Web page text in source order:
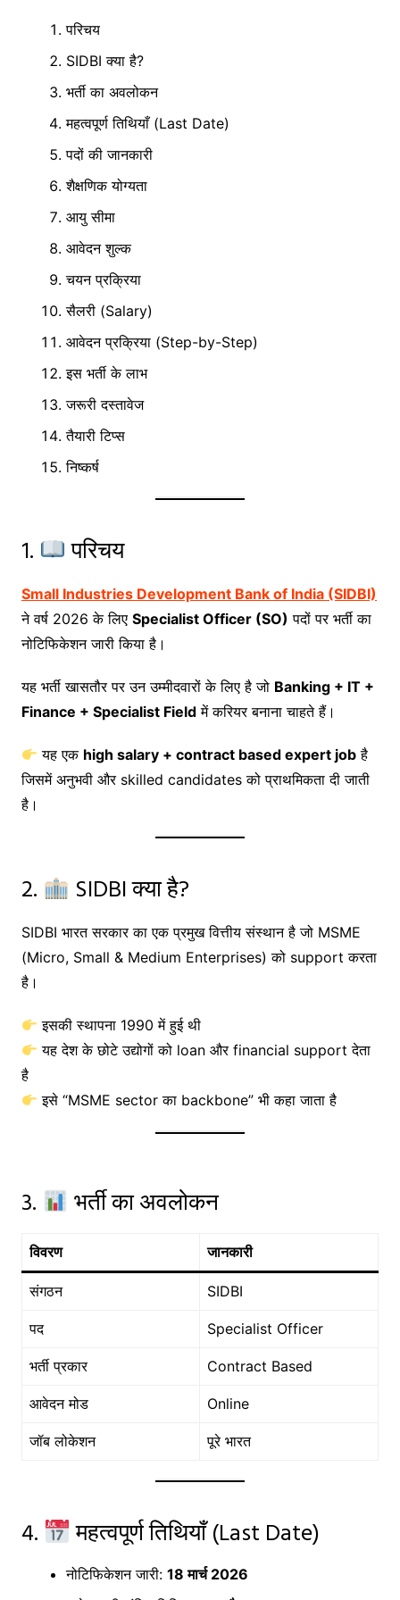
परिचय
SIDBI क्या है?
भर्ती का अवलोकन
महत्वपूर्ण तिथियाँ (Last Date)
पदों की जानकारी
शैक्षणिक योग्यता
आयु सीमा
आवेदन शुल्क
चयन प्रक्रिया
सैलरी (Salary)
आवेदन प्रक्रिया (Step-by-Step)
इस भर्ती के लाभ
जरूरी दस्तावेज
तैयारी टिप्स
निष्कर्ष
1. परिचय
Small Industries Development Bank of India (SIDBI)
ने वर्ष 2026 के लिए Specialist Officer (SO) पदों पर भर्ती का
नोटिफिकेशन जारी किया है।
यह भर्ती खासतौर पर उन उम्मीदवारों के लिए है जो Banking + IT +
Finance + Specialist Fieldमें करियर बनाना चाहते हैं।
यह एक high salary + contract based expert job है
जिसमें अनुभवी और skilled candidates को प्राथमिकता दी जाती
है।
2. SIDBI क्या है?
SIDBI भारत सरकार का एक प्रमुख वित्तीय संस्थान है जो MSME
(Micro, Small & Medium Enterprises) को support करता
है।
इसकी स्थापना 1990 में हुई थी
यह देश के छोटे उद्योगों को loan और financial support देता
है
इसे “MSME sector का backbone” भी कहा जाता है
3. भर्ती का अवलोकन
विवरण जानकारी
संगठन SIDBI
पद Specialist Officer
भर्ती प्रकार Contract Based
आवेदन मोड Online
जॉब लोकेशन पूरे भारत
4. महत्वपूर्ण तिथियाँ (Last Date)
नोटिफिकेशन जारी: 18 मार्च 2026